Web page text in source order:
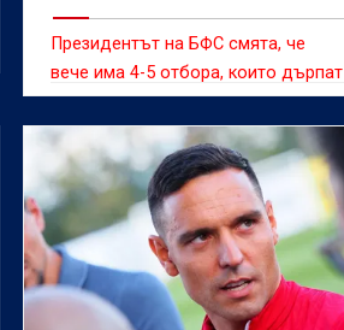
Президентът на БФС смята, че
вече има 4-5 отбора, които дърпат
първенството напред